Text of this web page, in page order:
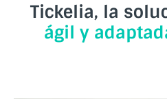
Tickelia, la
ágil y